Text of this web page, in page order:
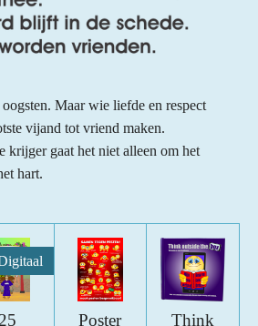
Maar wie liefde en respect
vijand tot vriend maken.
krijger gaat het niet alleen om het
hart.
Poster
Think